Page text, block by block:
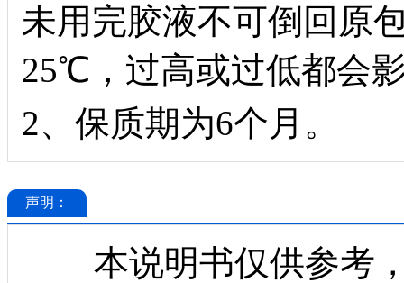
未用完胶液不可倒回原
25℃，过高或过低都会
2、保质期为6个月。
声明：
本说明书仅供参考，